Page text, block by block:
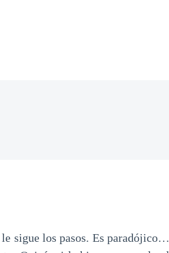
sigue los pasos. Es paradójico…